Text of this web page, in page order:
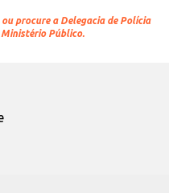
procure a Delegacia de Polícia
Público.